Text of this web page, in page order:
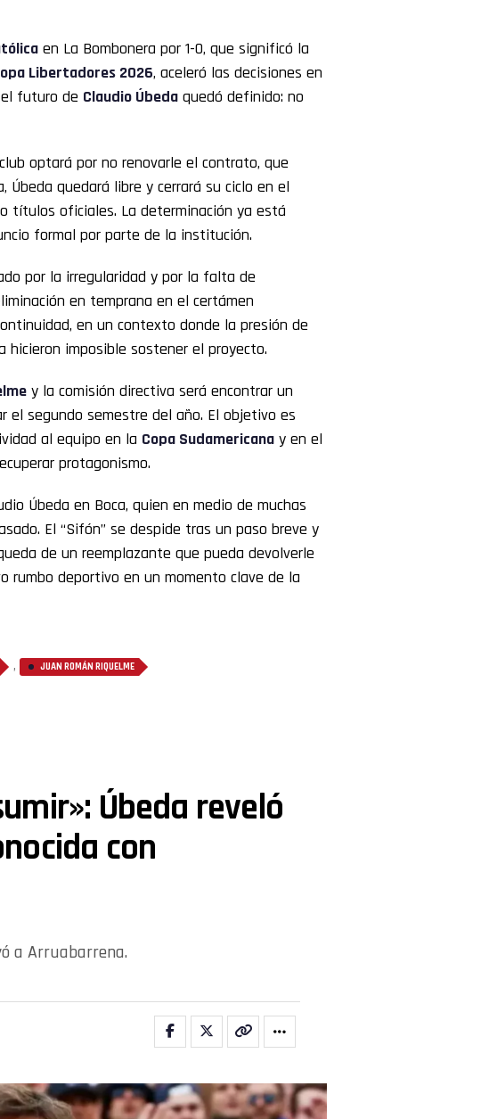
en La Bombonera por 1-0, que significó la
Libertadores 2026, aceleró las decisiones en
futuro de Claudio Úbeda quedó definido: no
optará por no renovarle el contrato, que
quedará libre y cerrará su ciclo en el
títulos oficiales. La determinación ya está
formal por parte de la institución.
por la irregularidad y por la falta de
en temprana en el certámen
en un contexto donde la presión de
hicieron imposible sostener el proyecto.
y la comisión directiva será encontrar un
el segundo semestre del año. El objetivo es
al equipo en la Copa Sudamericana y en el
protagonismo.
Úbeda en Boca, quien en medio de muchas
El “Sifón” se despide tras un paso breve y
de un reemplazante que pueda devolverle
rumbo deportivo en un momento clave de la
, JUAN ROMÁN RIQUELME
Úbeda reveló
con
a Arruabarrena.